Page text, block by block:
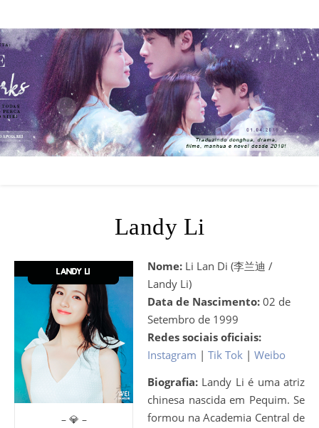
Landy Li
– 💎 –
Nome: Li Lan Di (李兰迪 /
Landy Li)
Data de Nascimento: 02 de
Setembro de 1999
Redes sociais oficiais:
Instagram | Tik Tok | Weibo
Biografia: Landy Li é uma atriz
chinesa nascida em Pequim. Se
formou na Academia Central de